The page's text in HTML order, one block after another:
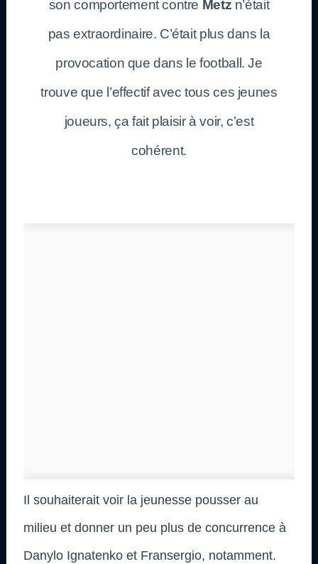
son comportement contre Metz n’était
pas extraordinaire. C’était plus dans la
provocation que dans le football. Je
trouve que l’effectif avec tous ces jeunes
joueurs, ça fait plaisir à voir, c’est
cohérent.
Il souhaiterait voir la jeunesse pousser au
milieu et donner un peu plus de concurrence à
Danylo Ignatenko et Fransergio, notamment.